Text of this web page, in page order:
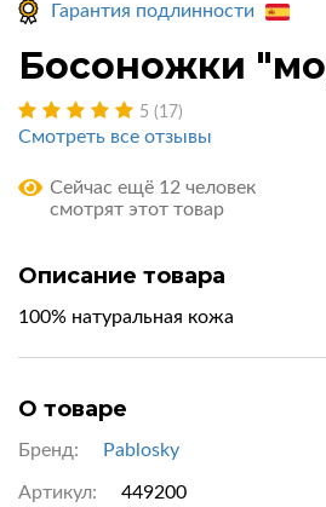
Гарантия подлинности
Босоножки
5 (17)
Смотреть все отзывы
Сейчас ещё 12 человек
смотрят этот товар
Описание товара
100% натуральная кожа
О товаре
Бренд: Pablosky
Артикул: 449200